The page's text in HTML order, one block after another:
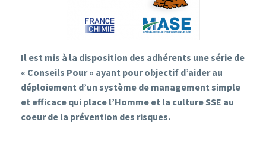
Il est mis à la disposition des adhérents une série de
« Conseils Pour» ayant pour objectif d’aider au
déploiement d’un système de management simple
et efficace qui place l’Homme et la culture SSE au
coeur de la prévention des risques.